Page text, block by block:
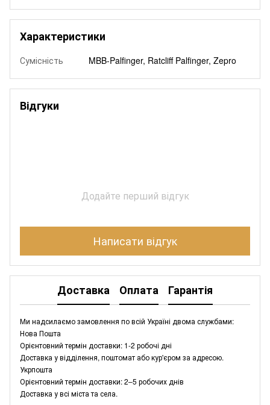
Характеристики
Сумісність MBB-Palfinger, Ratcliff Palfinger, Zepro
Відгуки
Додайте перший відгук
Написати відгук
Доставка Оплата Гарантія
Ми надсилаємо замовлення по всій Україні двома службами:
Нова Пошта
Орієнтовний термін доставки: 1-2 робочі дні
Доставка у відділення, поштомат або кур'єром за адресою.
Укрпошта
Орієнтовний термін доставки: 2–5 робочих днів
Доставка у всі міста та села.